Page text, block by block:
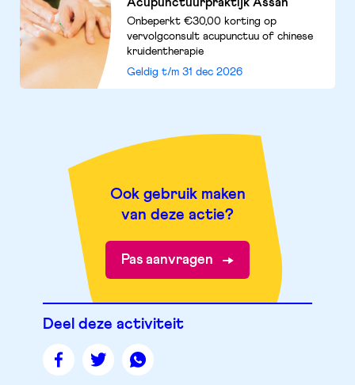
Onbeperkt €30,00 korting op
vervolgconsult acupunctuu of chinese
kruidentherapie
Geldig t/m 31 dec 2026
Ook gebruik maken
van deze actie?
Pas aanvragen
Deel deze activiteit
Deel
Deel
Deel